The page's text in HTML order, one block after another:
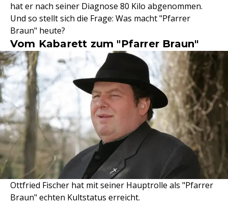
hat er nach seiner Diagnose 80 Kilo abgenommen.
Und so stellt sich die Frage: Was macht "Pfarrer
Braun" heute?
Vom Kabarett zum "Pfarrer Braun"
Ottfried Fischer hat mit seiner Hauptrolle als "Pfarrer
Braun" echten Kultstatus erreicht.